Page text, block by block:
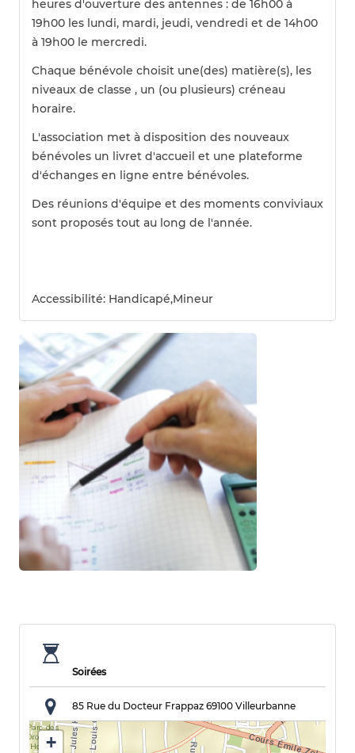
heures d'ouverture des antennes : de 16h00 à
19h00 les lundi, mardi, jeudi, vendredi et de 14h00
à 19h00 le mercredi.
Chaque bénévole choisit une(des) matière(s), les
niveaux de classe , un (ou plusieurs) créneau
horaire.
L'association met à disposition des nouveaux
bénévoles un livret d'accueil et une plateforme
d'échanges en ligne entre bénévoles.
Des réunions d'équipe et des moments conviviaux
sont proposés tout au long de l'année.
Accessibilité: Handicapé,Mineur
Soirées
85 Rue du Docteur Frappaz 69100 Villeurbanne
+